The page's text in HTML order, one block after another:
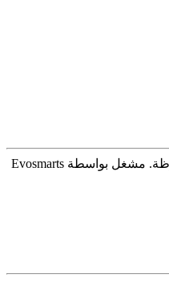
© 2026 waseeteg. كل الحقوق محفوظة. مشغل بواسطة Evosmarts